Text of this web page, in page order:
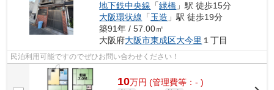
地下鉄中央線 「緑橋 」駅 徒歩15分
大阪環状線 「玉造 」駅 徒歩19分
築91年 / 57.00㎡
大阪府大阪市東成区大今里 １丁目
民泊利用可能ですのでぜひお問い合わせください！
10万円 (管理費等：- )